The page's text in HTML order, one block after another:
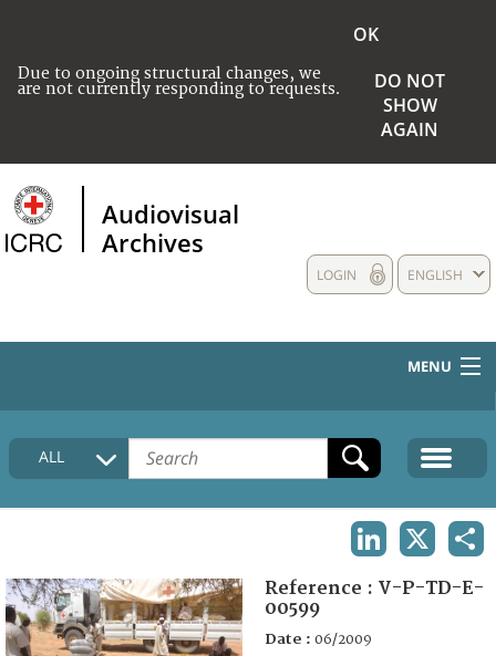
Due to ongoing structural changes, we
are not currently responding to requests.
OK
DO NOT
SHOW
AGAIN
Audiovisual
Archives
ENGLISH
LOGIN
MENU
HOME
COLLECTIONS DESCRIPTION
FAQ
ALL
Reference : V-P-TD-E-
00599
Date : 06/2009